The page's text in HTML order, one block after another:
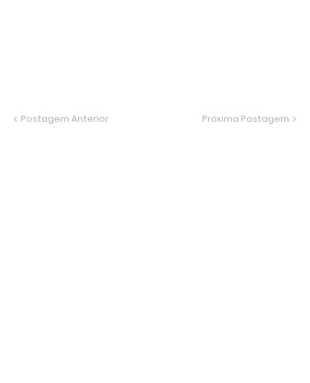
Postagem Anterior Próxima Postagem